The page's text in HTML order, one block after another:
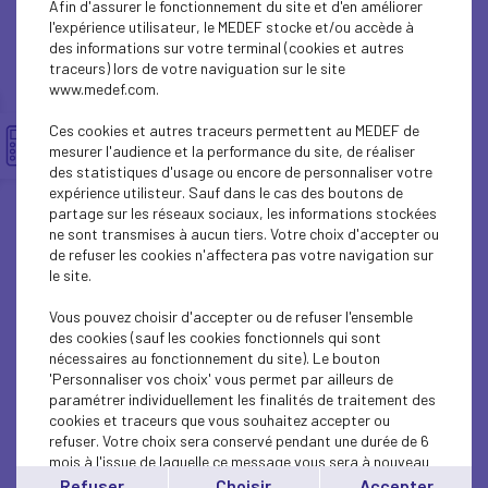
SOCIAL
CSR
PARITY-DIVERSITY
ECONOMY
ECONOMY
MEDEF LIFE
MEDEF LIFE
MEDEF LIFE
ECONOMY
Afin d'assurer le fonctionnement du site et d'en améliorer
l'expérience utilisateur, le MEDEF stocke et/ou accède à
des informations sur votre terminal (cookies et autres
traceurs) lors de votre naviguation sur le site
www.medef.com.
Ces cookies et autres traceurs permettent au MEDEF de
mesurer l'audience et la performance du site, de réaliser
des statistiques d'usage ou encore de personnaliser votre
expérience utilisteur. Sauf dans le cas des boutons de
partage sur les réseaux sociaux, les informations stockées
ne sont transmises à aucun tiers. Votre choix d'accepter ou
de refuser les cookies n'affectera pas votre navigation sur
le site.
Vous pouvez choisir d'accepter ou de refuser l'ensemble
des cookies (sauf les cookies fonctionnels qui sont
nécessaires au fonctionnement du site). Le bouton
'Personnaliser vos choix' vous permet par ailleurs de
paramétrer individuellement les finalités de traitement des
cookies et traceurs que vous souhaitez accepter ou
refuser. Votre choix sera conservé pendant une durée de 6
mois à l'issue de laquelle ce message vous sera à nouveau
affiché..